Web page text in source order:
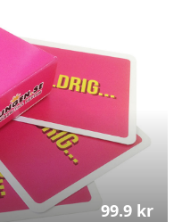
99.9 kr